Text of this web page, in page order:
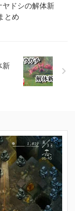
ヤドシの解体新
とめ
新